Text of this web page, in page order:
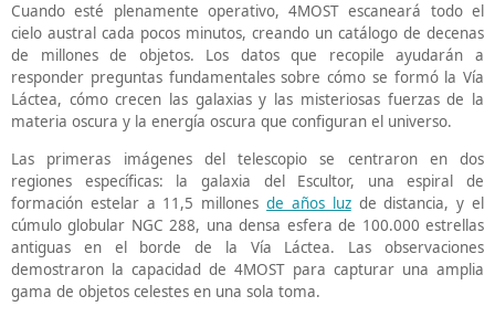
Cuando esté plenamente operativo, 4MOST escaneará todo el
cielo austral cada pocos minutos, creando un catálogo de decenas
de millones de objetos. Los datos que recopile ayudarán a
responder preguntas fundamentales sobre cómo se formó la Vía
Láctea, cómo crecen las galaxias y las misteriosas fuerzas de la
materia oscura y la energía oscura que configuran el universo.
Las primeras imágenes del telescopio se centraron en dos
regiones específicas: la galaxia del Escultor, una espiral de
formación estelar a 11,5 millonesde años luzde distancia, y el
cúmulo globular NGC 288, una densa esfera de 100.000 estrellas
antiguas en el borde de la Vía Láctea. Las observaciones
demostraron la capacidad de 4MOST para capturar una amplia
gama de objetos celestes en una sola toma.